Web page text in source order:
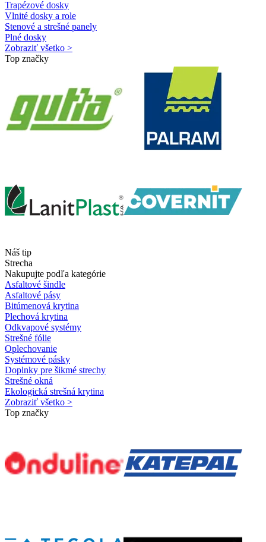
Trapézové dosky
Vlnité dosky a role
Stenové a strešné panely
Plné dosky
Zobraziť všetko >
Top značky
Náš tip
Strecha
Nakupujte podľa kategórie
Asfaltové šindle
Asfaltové pásy
Bitúmenová krytina
Plechová krytina
Odkvapové systémy
Strešné fólie
Oplechovanie
Systémové pásky
Doplnky pre šikmé strechy
Strešné okná
Ekologická strešná krytina
Zobraziť všetko >
Top značky